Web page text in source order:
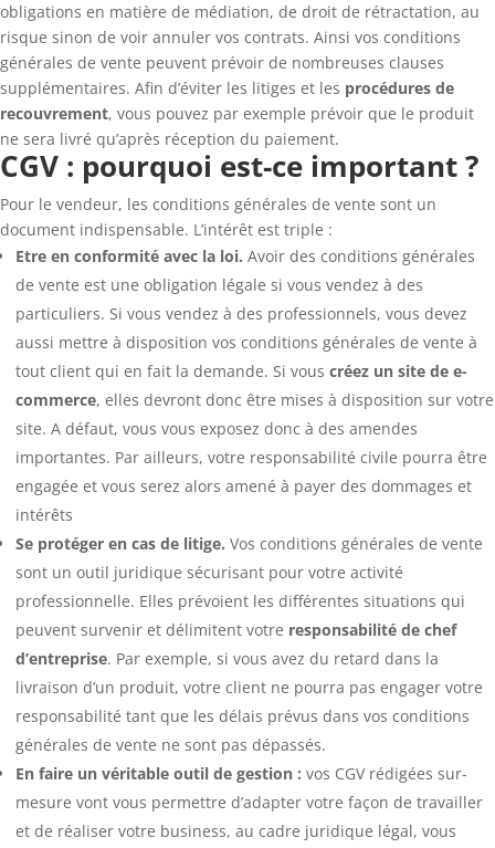
obligations en matière de médiation, de droit de rétractation, au
risque sinon de voir annuler vos contrats. Ainsi vos conditions
générales de vente peuvent prévoir de nombreuses clauses
supplémentaires. Afin d’éviter les litiges et les procédures de
recouvrement, vous pouvez par exemple prévoir que le produit
ne sera livré qu’après réception du paiement.
CGV : pourquoi est-ce important ?
Pour le vendeur, les conditions générales de vente sont un
document indispensable. L’intérêt est triple :
Etre en conformité avec la loi. Avoir des conditions générales
de vente est une obligation légale si vous vendez à des
particuliers. Si vous vendez à des professionnels, vous devez
aussi mettre à disposition vos conditions générales de vente à
tout client qui en fait la demande. Si vous créez un site de e-
commerce, elles devront donc être mises à disposition sur votre
site. A défaut, vous vous exposez donc à des amendes
importantes. Par ailleurs, votre responsabilité civile pourra être
engagée et vous serez alors amené à payer des dommages et
intérêts
Se protéger en cas de litige. Vos conditions générales de vente
sont un outil juridique sécurisant pour votre activité
professionnelle. Elles prévoient les différentes situations qui
peuvent survenir et délimitent votre responsabilité de chef
d’entreprise. Par exemple, si vous avez du retard dans la
livraison d’un produit, votre client ne pourra pas engager votre
responsabilité tant que les délais prévus dans vos conditions
générales de vente ne sont pas dépassés.
En faire un véritable outil de gestion : vos CGV rédigées sur-
mesure vont vous permettre d’adapter votre façon de travailler
et de réaliser votre business, au cadre juridique légal, vous